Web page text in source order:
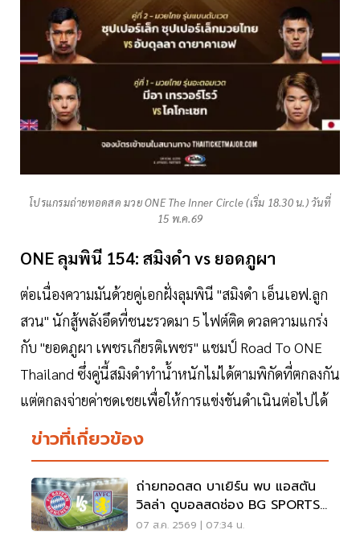
โปรแกรมถ่ายทอดสด มวย ONE The Inner Circle (เริ่ม 18.30 น.) วันที่
15 พ.ค.69
ONE ลุมพินี 154: สมิงดำ vs ยอดภูผา
ต่อเนื่องความมันด้วยคู่เอกฝั่งลุมพินี "สมิงดำ เอ็นเอฟ.ลูก
สวน" นักสู้พลังอึดที่ชนะรวดมา 5 ไฟต์ติด ดวลความแกร่ง
กับ "ยอดภูผา เพชรเกียรติเพชร" แชมป์ Road To ONE
Thailand ซึ่งคู่นี้สมิงดำทำน้ำหนักไม่ได้ตามพิกัดที่ตกลงกัน
แต่ตกลงจ่ายค่าชดเชยเพื่อให้การแข่งขันดำเนินต่อไปได้
ข่าวที่เกี่ยวข้อง
ถ่ายทอดสด บาเยิร์น พบ แอสตัน
วิลล่า ดูบอลสดช่อง BG SPORTS
เวลา 19.00 น.
07 ส.ค. 2569 | 07:34 น.